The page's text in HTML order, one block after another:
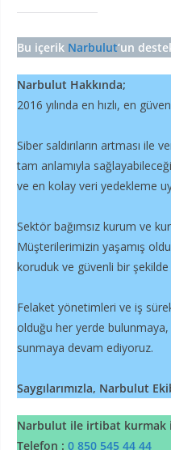
Bu içerik Narbulut‘un
Narbulut Hakkında;
2016 yılında en hızlı, en
Siber saldırıların artması
tam anlamıyla
ve en kolay veri yedekleme
Sektör bağımsız kurum ve
Müşterilerimizin yaşamış
koruduk ve güvenli bir şekilde
Felaket yönetimleri ve iş
olduğu her yerde
sunmaya devam ediyoruz.
Saygılarımızla, Narbulut
Narbulut ile irtibat kurmak
Telefon : 0 850 545 44 44